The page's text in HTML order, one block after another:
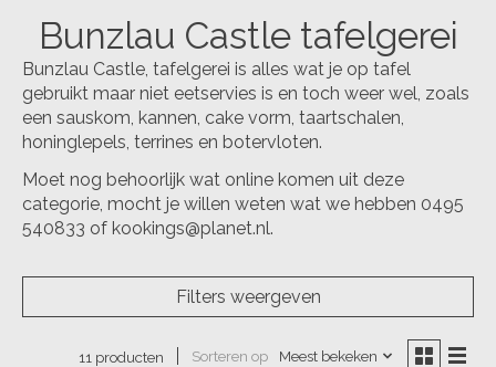
Bunzlau Castle tafelgerei
Bunzlau Castle, tafelgerei is alles wat je op tafel
gebruikt maar niet eetservies is en toch weer wel, zoals
een sauskom, kannen, cake vorm, taartschalen,
honinglepels, terrines en botervloten.
Moet nog behoorlijk wat online komen uit deze
categorie, mocht je willen weten wat we hebben 0495
540833 of kookings@planet.nl.
Filters weergeven
11 producten Sorteren op Meest bekeken